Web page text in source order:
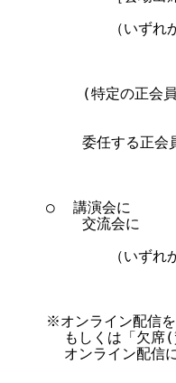
（いずれ
(特定の正会
委任する正会
○  講演会に
交流会に
（いずれ
※オンライン配信
もしくは「欠席(
オンライン配信